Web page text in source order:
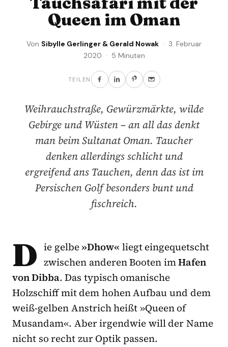
Queen im Oman
Von Sibylle Gerlinger & Gerald Nowak · 3. Februar
2020 · 5 Minuten
TEILEN
Weihrauchstraße, Gewürzmärkte, wilde
Gebirge und Wüsten – an all das denkt
man beim Sultanat Oman. Taucher
denken allerdings schlicht und
ergreifend ans Tauchen, denn das ist im
Persischen Golf besonders bunt und
fischreich.
D ie gelbe»Dhow« liegt eingequetscht
zwischen anderen Booten imHafen
von Dibba. Das typisch omanische
Holzschiff mit dem hohen Aufbau und dem
weiß-gelben Anstrich heißt »Queen of
Musandam«. Aber irgendwie will der Name
nicht so recht zur Optik passen.